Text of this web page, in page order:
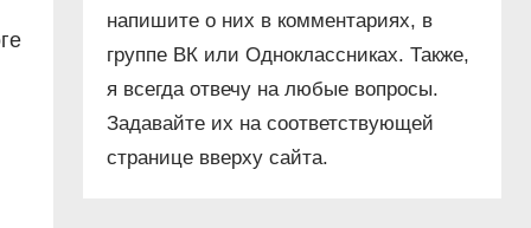
напишите о них в комментариях, в
группе ВК или Одноклассниках. Также,
я всегда отвечу на любые вопросы.
Задавайте их на соответствующей
странице вверху сайта.